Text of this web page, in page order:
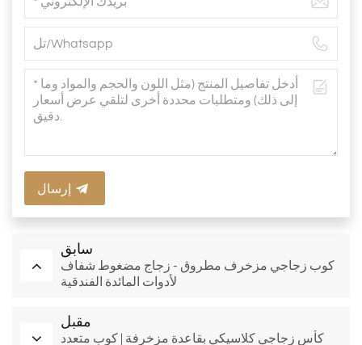
إرسال
سابق
كوب زجاجي مزخرف مطروق - زجاج مضغوط شفاف
لأدوات المائدة الفندقية
مقبل
كأس زجاجي كلاسيكي بقاعدة مزخرفة | كوب متعدد